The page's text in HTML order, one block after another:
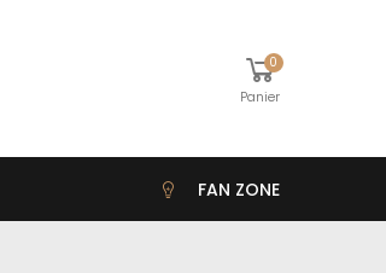
0
Panier
FAN ZONE